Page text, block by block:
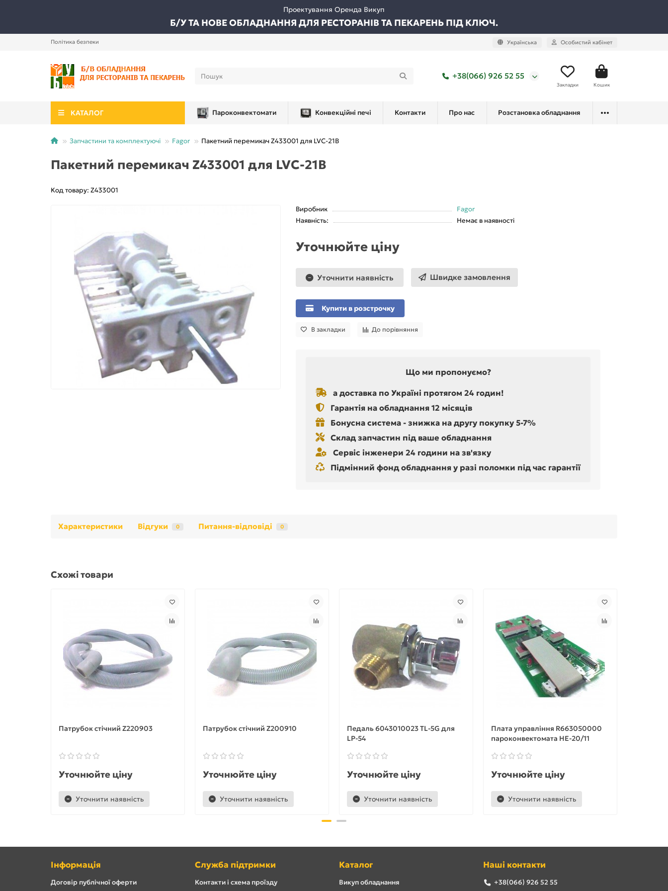
Проектування Оренда Викуп
Б/У ТА НОВЕ ОБЛАДНАННЯ ДЛЯ РЕСТОРАНІВ ТА ПЕКАРЕНЬ ПІД КЛЮЧ.
Політика безпеки Українська Особистий кабінет
+38(066) 926 52 55
Закладки Кошик
КАТАЛОГ Пароконвектомати Конвекційні печі Контакти Про нас Розстановка обладнання
Запчастини та комплектуючі Fagor Пакетний перемикач Z433001 для LVC-21B
Пакетний перемикач Z433001 для LVC-21B
Код товару: Z433001
Виробник
Fagor
Наявність:
Немає в наявності
Уточнюйте ціну
Уточнити наявність Швидке замовлення
Купити в розстрочку
В закладки До порівняння
Що ми пропонуємо?
а доставка по Україні протягом 24 годин!
Гарантія на обладнання 12 місяців
Бонусна система - знижка на другу покупку 5-7%
Склад запчастин під ваше обладнання
Сервіс інженери 24 години на зв'язку
Підмінний фонд обладнання у разі поломки під час гарантії
Характеристики Відгуки 0 Питання-відповіді 0
Схожі товари
Патрубок стічний Z220903
Уточнюйте ціну
Уточнити наявність
Патрубок стічний Z200910
Уточнюйте ціну
Уточнити наявність
Педаль 6043010023 TL-5G для
LP-54
Уточнюйте ціну
Уточнити наявність
Плата управління R663050000
пароконвектомата HE-20/11
Уточнюйте ціну
Уточнити наявність
Інформація
Договір публічної оферти
Служба підтримки
Контакти і схема проїзду
Каталог
Викуп обладнання
Наші контакти
+38(066) 926 52 55